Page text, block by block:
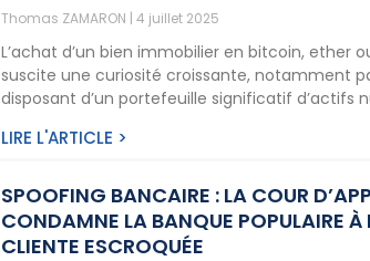
Thomas ZAMARON 4 juillet 2025
L’achat d’un bien immobilier en bitcoin, ether
suscite une curiosité croissante, notamment
disposant d’un portefeuille significatif d’actifs
LIRE L'ARTICLE >
SPOOFING BANCAIRE : LA COUR
CONDAMNE LA BANQUE POPULAIRE À
CLIENTE ESCROQUÉE